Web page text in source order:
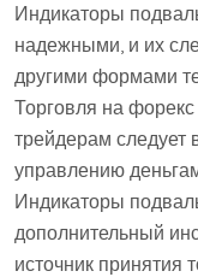
Индикаторы
надежными, и их
другими формами
Торговля на
трейдерам следует
управлению
Индикаторы
дополнительный
источник принятия